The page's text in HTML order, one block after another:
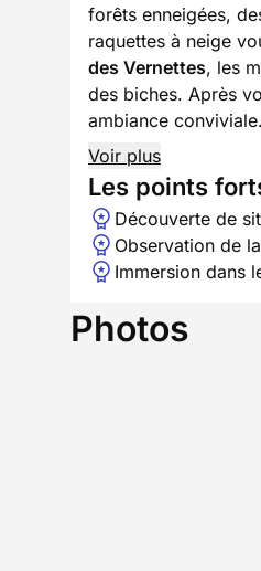
forêts enneigées,
raquettes à neige
des Vernettes, les
des biches. Après
ambiance
Voir plus
Les points
Découverte de
Observation de
Immersion dans
Photos